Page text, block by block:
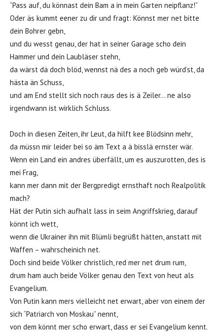
“Pass auf, du könnast dein Bam a in mein Garten neipflanz!”
Oder äs kummt eener zu dir und fragt: Könnst mer net bitte
dein Bohrer gebn,
und du wesst genau, der hat in seiner Garage scho dein
Hammer und dein Laubläser stehn,
da wärst dä doch blöd, wennst nä des a noch geb würd’st, da
hästa än Schuss,
und am End stellt sich noch raus des is ä Zeiler… ne also
irgendwann ist wirklich Schluss.
Doch in diesen Zeiten, ihr Leut, da hilft kee Blödsinn mehr,
da müssn mir leider bei so äm Text a ä bisslä ernster wär.
Wenn ein Land ein andres überfällt, um es auszurotten, des is
mei Frag,
kann mer dann mit der Bergpredigt ernsthaft noch Realpolitik
mach?
Hät der Putin sich aufhalt lass in seim Angriffskrieg, darauf
könnt ich wett,
wenn die Ukrainer ihn mit Blümli begrüßt hätten, anstatt mit
Waffen – wahrscheinich net.
Doch sind beide Völker christlich, red mer net drum rum,
drum ham auch beide Völker genau den Text von heut als
Evangelium.
Von Putin kann mers vielleicht net erwart, aber von einem der
sich “Patriarch von Moskau” nennt,
von dem könnt mer scho erwart, dass er sei Evangelium kennt.